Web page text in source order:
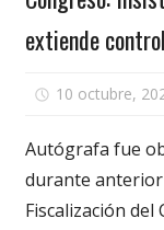
extiende
10 octubre,
Autógrafa fue
durante
Fiscalización